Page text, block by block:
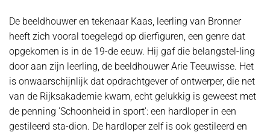
De beeldhouwer en tekenaar Kaas, leerling van Bronner
heeft zich vooral toegelegd op dierfiguren, een genre dat
opgekomen is in de 19-de eeuw. Hij gaf die belangstel-ling
door aan zijn leerling, de beeldhouwer Arie Teeuwisse. Het
is onwaarschijnlijk dat opdrachtgever of ontwerper, die net
van de Rijksakademie kwam, echt gelukkig is geweest met
de penning 'Schoonheid in sport': een hardloper in een
gestileerd sta-dion. De hardloper zelf is ook gestileerd en